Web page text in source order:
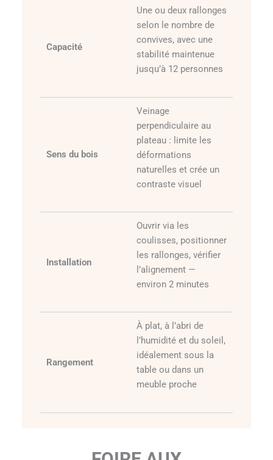
Capacité
Une ou deux rallonges
selon le nombre de
convives, avec une
stabilité maintenue
jusqu’à 12 personnes
Sens du bois
Veinage
perpendiculaire au
plateau : limite les
déformations
naturelles et crée un
contraste visuel
Installation
Ouvrir via les
coulisses, positionner
les rallonges, vérifier
l’alignement —
environ 2 minutes
Rangement
À plat, à l’abri de
l’humidité et du soleil,
idéalement sous la
table ou dans un
meuble proche